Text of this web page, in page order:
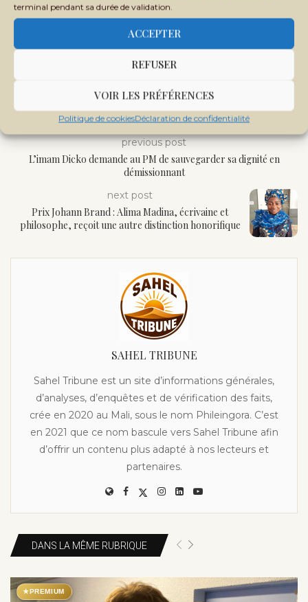
terminal pendant sa durée de validation.
ACCEPTER
REFUSER
VOIR LES PRÉFÉRENCES
Politique de cookiesDéclaration de confidentialité
previous post
L’imam Dicko demande au PM de sauvegarder sa dignité en
démissionnant
next post
Prix Johann Brand : Alima Madina, écrivaine et
philosophe, reçoit une autre distinction honorifique
SAHEL TRIBUNE
Sahel Tribune est un site d’informations générales,
d’analyses, d’enquêtes et de vérification des faits,
crée en 2020 au Mali, sous le nom Phileingora. C’est
en 2021 que ce nom bascule vers Sahel Tribune afin
d’offrir un contenu plus adapté à nos lecteurs et
partenaires.
DANS LA MÊME RUBRIQUE
★PREMIUM